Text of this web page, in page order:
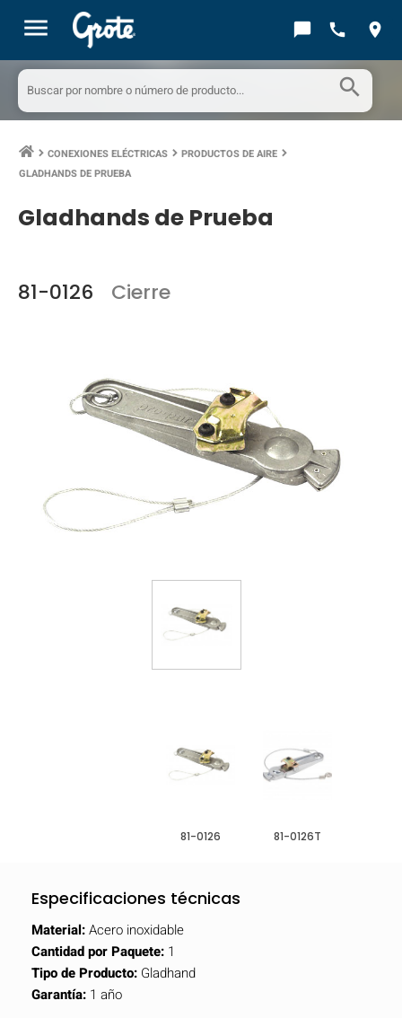
menu chat_bubble call location_on
search
keyboard_arrow_right CONEXIONES ELÉCTRICAS keyboard_arrow_right PRODUCTOS DE AIRE keyboard_arrow_right
GLADHANDS DE PRUEBA
Gladhands de Prueba
81-0126 Cierre
81-0126 81-0126T
Especificaciones técnicas
Material:Acero inoxidable
Cantidad por Paquete: 1
Tipo de Producto: Gladhand
Garantía: 1 año